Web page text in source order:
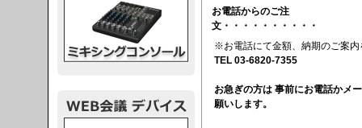
お電話からのご注
文・・・・・・・・・・
※お電話にて金額、納期のご案内
TEL 03-6820-7355
お急ぎの方は 事前にお電話かメ
願いします。